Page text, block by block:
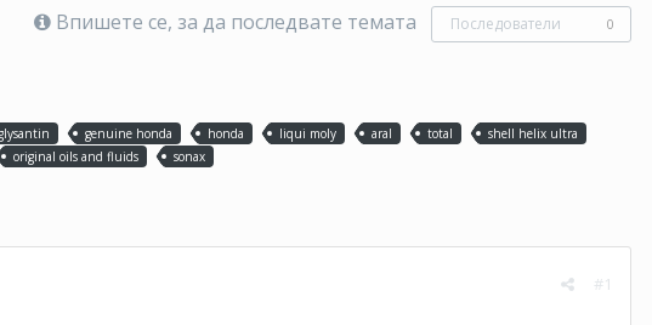
Впишете се, за да последвате темата Последователи 0
genuine honda honda liqui moly aral total
shell helix ultra
original oils and fluids sonax
#1